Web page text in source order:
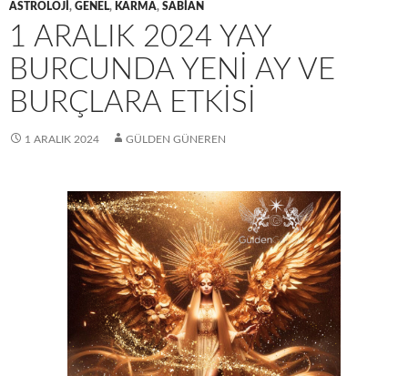
ASTROLOJI , GENEL, KARMA, SABIAN
1 ARALIK 2024 YAY
BURCUNDA YENI AY VE
BURÇLARA ETKISI
1 ARALIK 2024 GÜLDEN GÜNEREN